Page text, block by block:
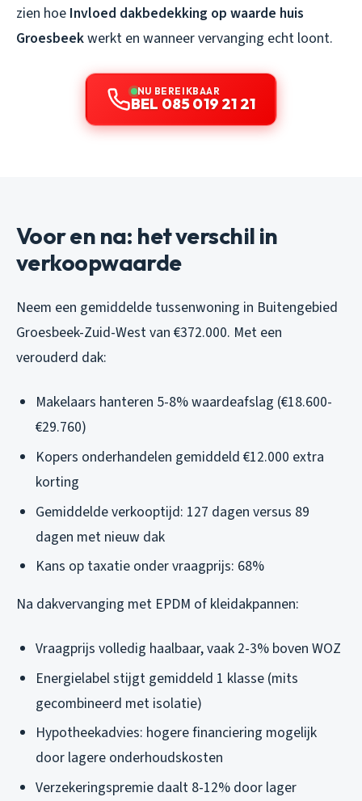
zien hoe Invloed dakbedekking op waarde huis
Groesbeekwerkt en wanneer vervanging echt loont.
NU BEREIKBAAR
BEL 085 019 21 21
Voor en na: het verschil in
verkoopwaarde
Neem een gemiddelde tussenwoning in Buitengebied
Groesbeek-Zuid-West van €372.000. Met een
verouderd dak:
Makelaars hanteren 5-8% waardeafslag (€18.600-
€29.760)
Kopers onderhandelen gemiddeld €12.000 extra
korting
Gemiddelde verkooptijd: 127 dagen versus 89
dagen met nieuw dak
Kans op taxatie onder vraagprijs: 68%
Na dakvervanging met EPDM of kleidakpannen:
Vraagprijs volledig haalbaar, vaak 2-3% boven WOZ
Energielabel stijgt gemiddeld 1 klasse (mits
gecombineerd met isolatie)
Hypotheekadvies: hogere financiering mogelijk
door lagere onderhoudskosten
Verzekeringspremie daalt 8-12% door lager